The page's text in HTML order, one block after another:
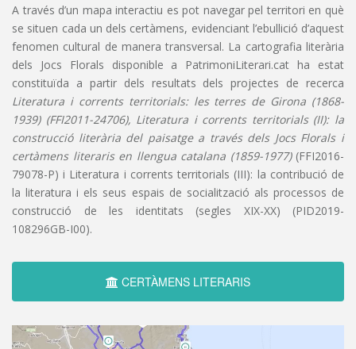
A través d’un mapa interactiu es pot navegar pel territori en què
se situen cada un dels certàmens, evidenciant l’ebullició d’aquest
fenomen cultural de manera transversal. La cartografia literària
dels Jocs Florals disponible a PatrimoniLiterari.cat ha estat
constituïda a partir dels resultats dels projectes de recerca
Literatura i corrents territorials: les terres de Girona (1868-
1939) (FFI2011-24706), Literatura i corrents territorials (II): la
construcció literària del paisatge a través dels Jocs Florals i
certàmens literaris en llengua catalana (1859-1977)(FFI2016-
79078-P) i Literatura i corrents territorials (III): la contribució de
la literatura i els seus espais de socialització als processos de
construcció de les identitats (segles XIX-XX) (PID2019-
108296GB-I00).
CERTÀMENS LITERARIS